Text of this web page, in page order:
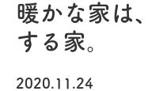
暖かな家は
する家。
2020.11.24